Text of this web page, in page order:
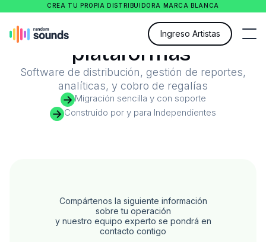
CREA TU PROPIA DISTRIBUIDORA MARCA BLANCA
Ingreso Artistas
Tu catálogo en todas las
plataformas
Software de distribución, gestión de reportes,
analíticas, y cobro de regalías
Migración sencilla y con soporte
Construido por y para Independientes